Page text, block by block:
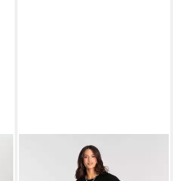
Strickkleid für
Partys, figurbetont mit trendy